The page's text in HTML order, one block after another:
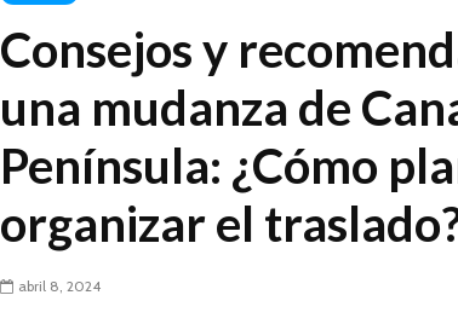
Consejos y
una mudanza de
Península: ¿Cómo
organizar el
abril 8, 2024